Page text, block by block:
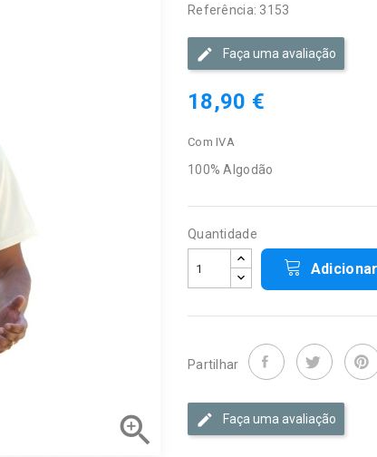

Referência: 3153
Faça uma avaliação
18,90 €
Com IVA
100% Algodão
Quantidade
Partilhar
Faça uma avaliação